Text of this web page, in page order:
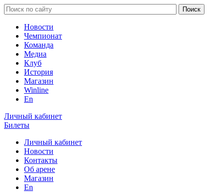
Новости
Чемпионат
Команда
Медиа
Клуб
История
Магазин
Winline
En
Личный кабинет
Билеты
Личный кабинет
Новости
Контакты
Об арене
Магазин
En